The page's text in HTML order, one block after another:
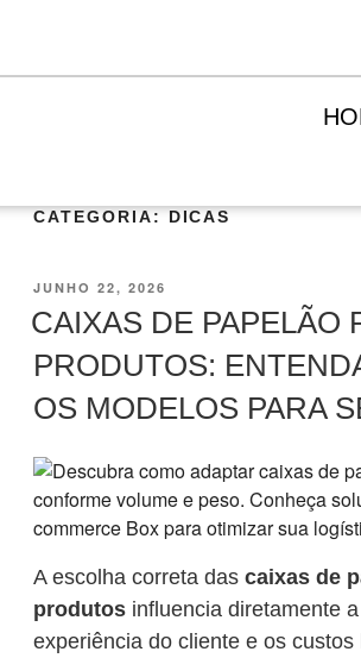
CATEGORIA: DICAS
JUNHO 22, 2026
CAIXAS DE PAPELÃO
PRODUTOS:
OS MODELOS PARA
A escolha correta das caixas de
produtos influencia diretamente
experiência do cliente e os